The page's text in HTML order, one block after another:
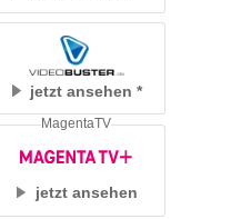
jetzt ansehen
jetzt ansehen
MagentaTV